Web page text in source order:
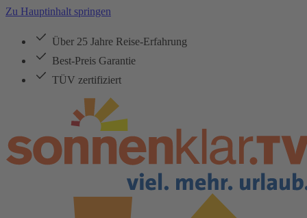
Zu Hauptinhalt springen
Über 25 Jahre Reise-Erfahrung
Best-Preis Garantie
TÜV zertifiziert